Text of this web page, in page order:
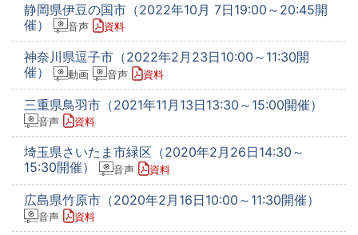
静岡県伊豆の国市（2022年10月 7日19:00～20:45開
催）
音声 資料
神奈川県逗子市（2022年2月23日10:00～11:30開
催）
動画 音声 資料
三重県鳥羽市（2021年11月13日13:30～15:00開催）
音声 資料
埼玉県さいたま市緑区（2020年2月26日14:30～
15:30開催）
音声 資料
広島県竹原市（2020年2月16日10:00～11:30開催）
音声 資料